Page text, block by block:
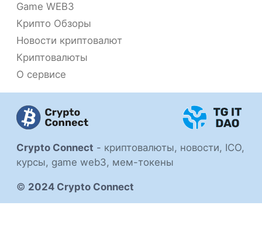
Crypto Connect - криптовалюты, новости, ICO,
курсы, game web3, мем-токены
© 2024 Crypto Connect
Game WEB3
Крипто Обзоры
Новости криптовалют
Криптовалюты
О сервисе